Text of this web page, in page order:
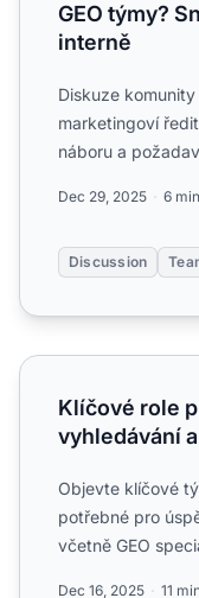
GEO týmy?
interně
Diskuze
marketingoví
náboru a
Dec 29, 2025 6
Discussion
Klíčové role pro
Klíčové role
vyhledávání
Objevte klíčové
potřebné pro
včetně GEO
Dec 16, 2025 11